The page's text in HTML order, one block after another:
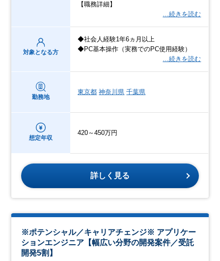
【職務詳細】
…続きを読む
対象となる方
◆社会人経験1年6ヵ月以上
◆PC基本操作（実務でのPC使用経験）
…続きを読む
勤務地
東京都 神奈川県 千葉県
想定年収
420～450万円
詳しく見る
※ポテンシャル／キャリアチェンジ※ アプリケー
ションエンジニア【幅広い分野の開発案件／受託
開発5割】